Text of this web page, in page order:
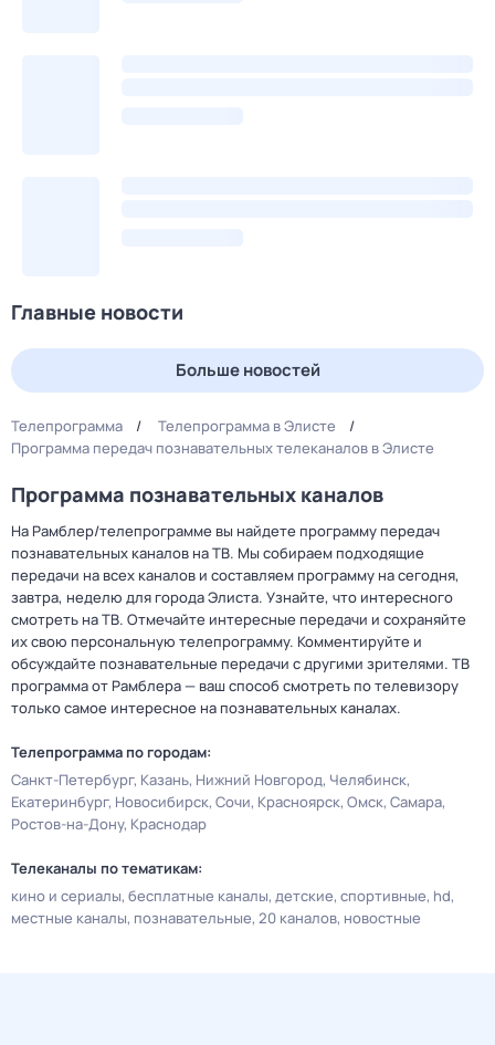
Главные новости
Больше новостей
Телепрограмма
Телепрограмма в Элисте
Программа передач познавательных телеканалов в Элисте
Программа познавательных каналов
На Рамблер/телепрограмме вы найдете программу передач
познавательных каналов на ТВ. Мы собираем подходящие
передачи на всех каналов и составляем программу на сегодня,
завтра, неделю для города Элиста. Узнайте, что интересного
смотреть на ТВ. Отмечайте интересные передачи и сохраняйте
их свою персональную телепрограмму. Комментируйте и
обсуждайте познавательные передачи с другими зрителями. ТВ
программа от Рамблера — ваш способ смотреть по телевизору
только самое интересное на познавательных каналах.
Телепрограмма по городам:
Санкт-Петербург Казань Нижний Новгород Челябинск
Екатеринбург Новосибирск Сочи Красноярск Омск Самара
Ростов-на-Дону Краснодар
Телеканалы по тематикам:
кино и сериалы бесплатные каналы детские спортивные hd
местные каналы познавательные 20 каналов новостные